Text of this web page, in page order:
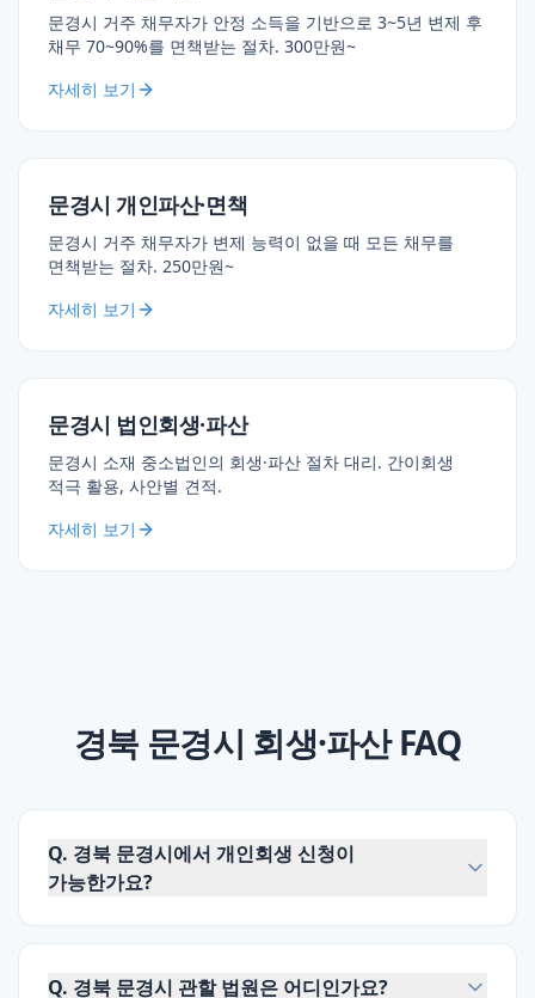
문경시 거주 채무자가 안정 소득을 기반으로 3~5년 변제 후
채무 70~90%를 면책받는 절차. 300만원~
자세히 보기
문경시 개인파산·면책
문경시 거주 채무자가 변제 능력이 없을 때 모든 채무를
면책받는 절차. 250만원~
자세히 보기
문경시 법인회생·파산
문경시 소재 중소법인의 회생·파산 절차 대리. 간이회생
적극 활용, 사안별 견적.
자세히 보기
경북 문경시 회생·파산 FAQ
Q. 경북 문경시에서 개인회생 신청이
가능한가요?
Q. 경북 문경시 관할 법원은 어디인가요?